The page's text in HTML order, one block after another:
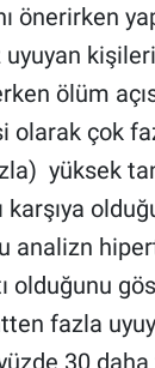
önerirken
ölüm
olarak çok
yüksek
karşıya
analizn
olduğunu
fazla
30